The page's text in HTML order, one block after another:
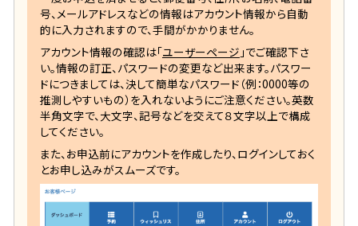
号、メールアドレスなどの情報はアカウント情報から自動
的に入力されますので、手間がかかりません。
アカウント情報の確認は「ユーザーページ 」でご確認下さ
い。情報の訂正、パスワードの変更など出来ます。パスワー
ドにつきましては、決して簡単なパスワード（例：0000等の
推測しやすいもの）を入れないようにご注意ください。英数
半角文字で、大文字、記号などを交えて８文字以上で構成
してください。
また、お申込前にアカウントを作成したり、ログインしておく
とお申し込みがスムーズです。